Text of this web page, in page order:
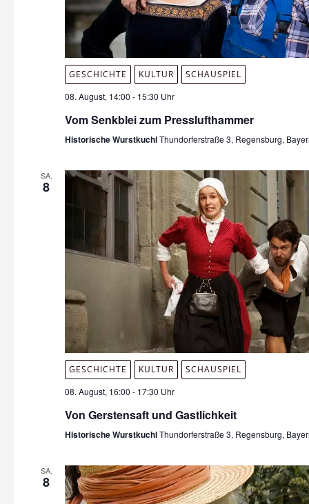
GESCHICHTE KULTUR
SCHAUSPIEL
08. August, 14:00 - 15:30 Uhr
Vom Senkblei zum Presslufthammer
Historische WurstkuchlThundorferstraße 3, Regensburg,
SA.
8
GESCHICHTE KULTUR
SCHAUSPIEL
08. August, 16:00 - 17:30 Uhr
Von Gerstensaft und Gastlichkeit
Historische WurstkuchlThundorferstraße 3, Regensburg,
SA.
8